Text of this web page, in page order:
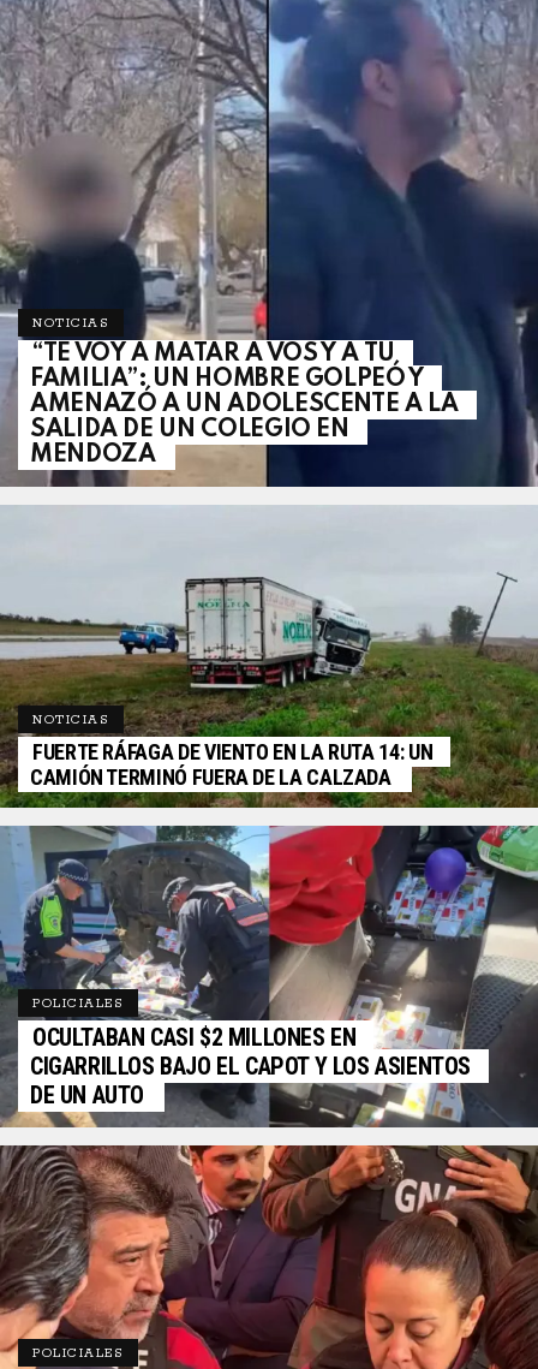
NOTICIAS
“TE VOY A MATAR A VOS Y A TU
FAMILIA”: UN HOMBRE GOLPEÓ Y
AMENAZÓ A UN ADOLESCENTE A LA
SALIDA DE UN COLEGIO EN
MENDOZA
NOTICIAS
FUERTE RÁFAGA DE VIENTO EN LA RUTA 14: UN
CAMIÓN TERMINÓ FUERA DE LA CALZADA
POLICIALES
OCULTABAN CASI $2 MILLONES EN
CIGARRILLOS BAJO EL CAPOT Y LOS ASIENTOS
DE UN AUTO
POLICIALES